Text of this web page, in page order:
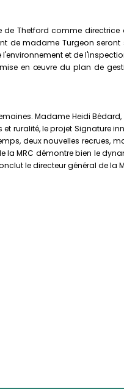
Thetford comme directrice
de madame Turgeon
et de
en œuvre du plan de
Madame Heidi
ruralité, le projet Signature
deux nouvelles recrues,
la MRC démontre bien le
le directeur général de la